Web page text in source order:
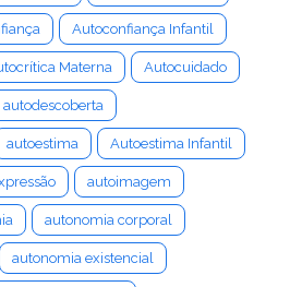
Autoconfiança Infantil
Materna Autocuidado
autodescoberta
autoestima Autoestima Infantil
autoimagem
autonomia corporal
autonomia existencial